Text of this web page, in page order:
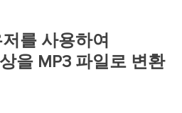
를 사용하여
을 MP3 파일로 변환